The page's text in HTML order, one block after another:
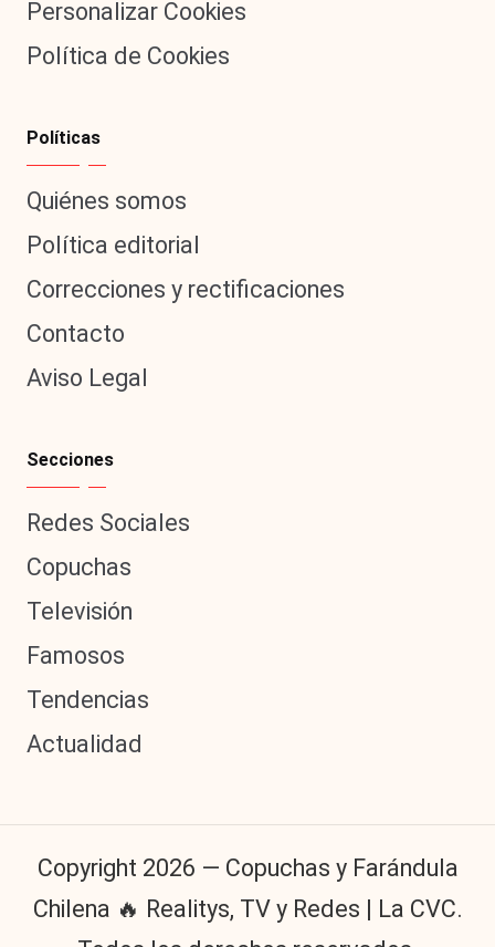
Personalizar Cookies
Política de Cookies
Políticas
Quiénes somos
Política editorial
Correcciones y rectificaciones
Contacto
Aviso Legal
Secciones
Redes Sociales
Copuchas
Televisión
Famosos
Tendencias
Actualidad
Copyright 2026 — Copuchas y Farándula
Chilena 🔥 Realitys, TV y Redes | La CVC.